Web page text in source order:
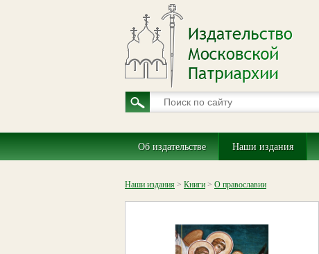
Об издательстве Наши издания
Наши издания > Книги > О православии